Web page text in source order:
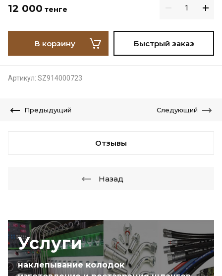
Услуги
наклепывание колодок
12 000 тенге
В корзину Быстрый заказ
Артикул: SZ914000723
Предыдущий Следующий
Отзывы
Назад